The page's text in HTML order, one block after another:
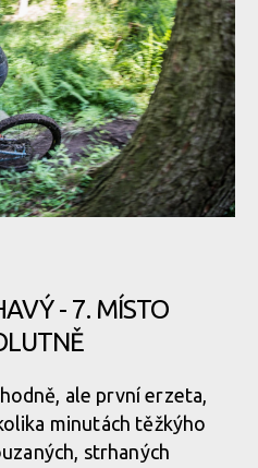
s Plešivcem, z prvního fleku
s Plešivcem, z prvního fleku
- 7. MÍSTO
ale první erzeta,
minutách těžkýho
strhaných